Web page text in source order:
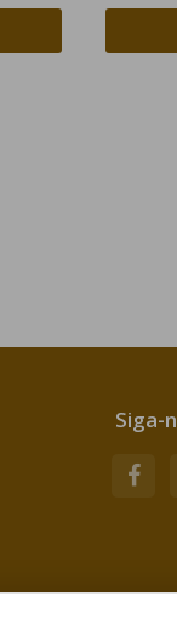
Siga-